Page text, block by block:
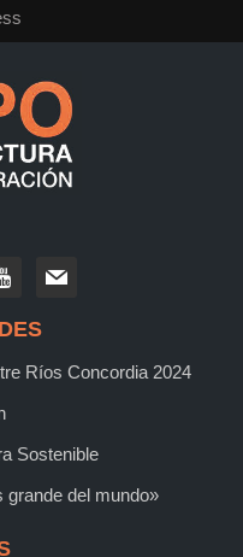
Ríos Concordia 2024
Sostenible
grande del mundo»